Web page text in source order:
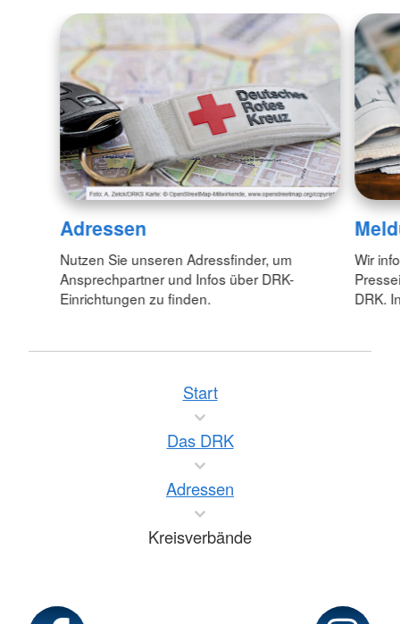
Adressen
Nutzen Sie unseren Adressfinder, um
Ansprechpartner und Infos über DRK-
Einrichtungen zu finden.
Wir
DRK.
Start
Das DRK
Adressen
Kreisverbände